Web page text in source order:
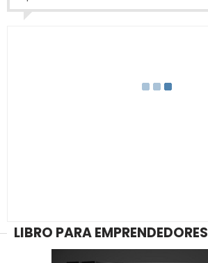
LIBRO PARA EMPRENDEDORES